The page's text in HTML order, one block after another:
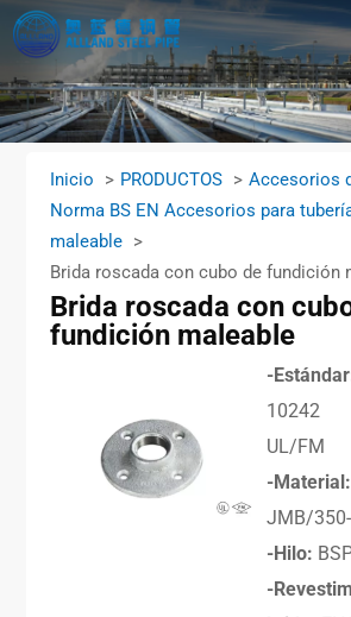
Inicio PRODUCTOS
Accesorios
Norma BS EN Accesorios para
maleable
Brida roscada con cubo de fundición
Brida roscada con
fundición maleable
-
10242
UL/FM
-Material:
JMB/
-Hilo:
-